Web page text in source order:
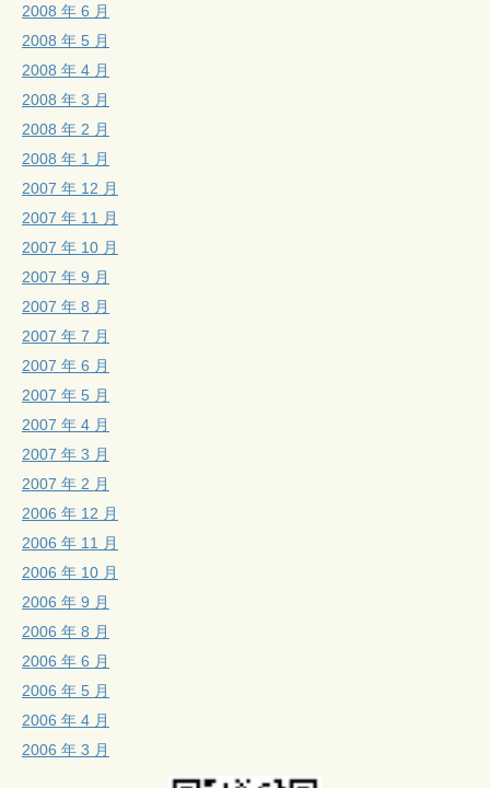
2008 年 6 月
2008 年 5 月
2008 年 4 月
2008 年 3 月
2008 年 2 月
2008 年 1 月
2007 年 12 月
2007 年 11 月
2007 年 10 月
2007 年 9 月
2007 年 8 月
2007 年 7 月
2007 年 6 月
2007 年 5 月
2007 年 4 月
2007 年 3 月
2007 年 2 月
2006 年 12 月
2006 年 11 月
2006 年 10 月
2006 年 9 月
2006 年 8 月
2006 年 6 月
2006 年 5 月
2006 年 4 月
2006 年 3 月